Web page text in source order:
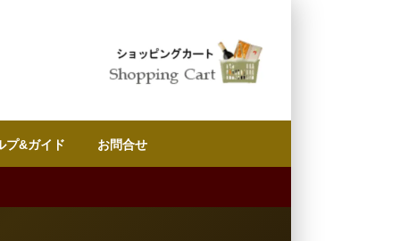
プ&ガイド お問合せ